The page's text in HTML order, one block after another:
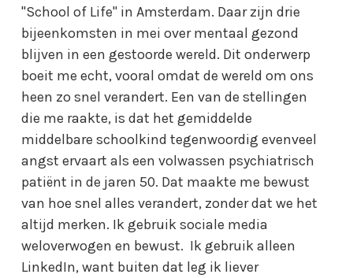
"School of Life" in Amsterdam. Daar zijn drie
bijeenkomsten in mei over mentaal gezond
blijven in een gestoorde wereld. Dit onderwerp
boeit me echt, vooral omdat de wereld om ons
heen zo snel verandert. Een van de stellingen
die me raakte, is dat het gemiddelde
middelbare schoolkind tegenwoordig evenveel
angst ervaart als een volwassen psychiatrisch
patiënt in de jaren 50. Dat maakte me bewust
van hoe snel alles verandert, zonder dat we het
altijd merken. Ik gebruik sociale media
weloverwogen en bewust. Ik gebruik alleen
LinkedIn, want buiten dat leg ik liever